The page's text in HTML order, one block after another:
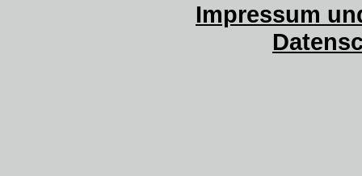
Impressum